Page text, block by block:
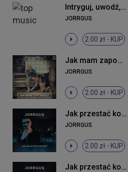
Intryguj, uwodź, prowokuj mnie (Radio Edit)
JORRGUS
2.00 zł - KUP
Jak mam zapomnieć
JORRGUS
2.00 zł - KUP
Jak przestać kochać
JORRGUS
2.00 zł - KUP
Jak przestać kochać